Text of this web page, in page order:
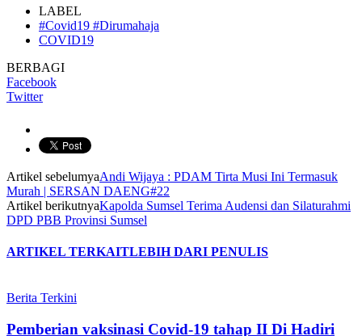
LABEL
#Covid19 #Dirumahaja
COVID19
BERBAGI
Facebook
Twitter
Artikel sebelumyaAndi Wijaya : PDAM Tirta Musi Ini Termasuk
Murah | SERSAN DAENG#22
Artikel berikutnyaKapolda Sumsel Terima Audensi dan Silaturahmi
DPD PBB Provinsi Sumsel
ARTIKEL TERKAITLEBIH DARI PENULIS
Berita Terkini
Pemberian vaksinasi Covid-19 tahap II Di Hadiri